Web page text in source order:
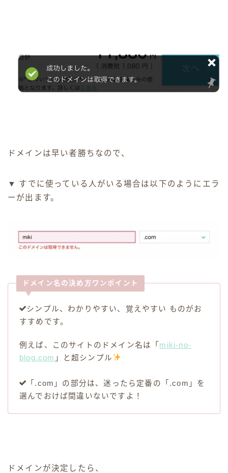
ドメインは早い者勝ちなので、
▼ すでに使っている人がいる場合は以下のようにエラ
ーが出ます。
ドメイン名の決め方ワンポイント
シンプル、わかりやすい、覚えやすい ものがお
すすめです。
例えば、このサイトのドメイン名は「 miki-no-
blog.com 」と超シンプル
「.com」の部分は、迷ったら定番の「.com」を
選んでおけば間違いないですよ！
ドメインが決定したら、